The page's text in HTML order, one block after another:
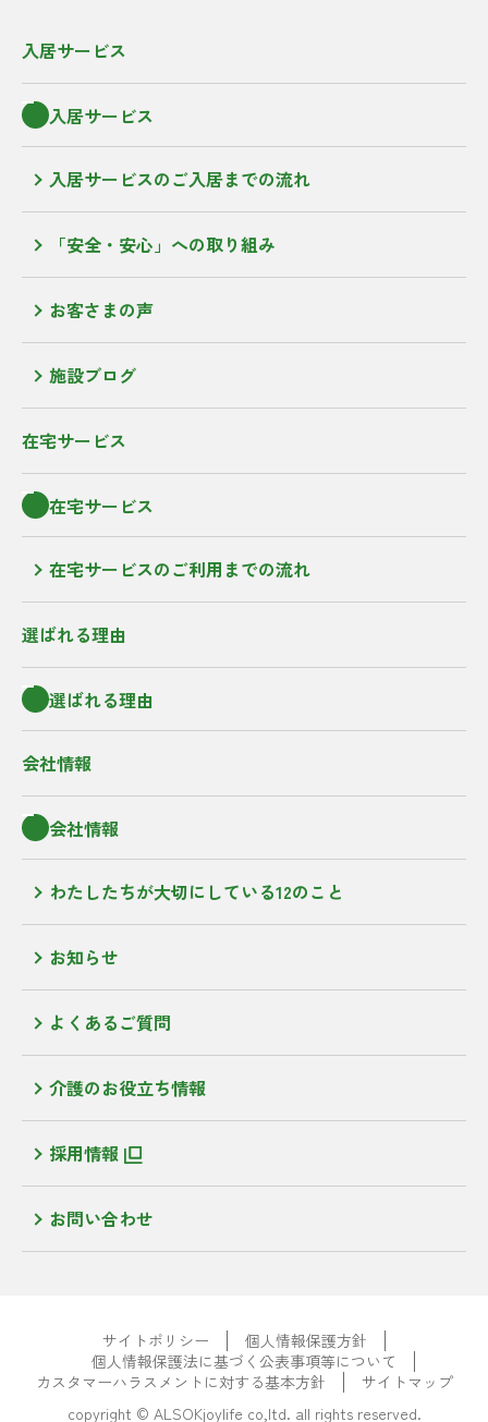
入居サービス
入居サービス
入居サービスのご入居までの流れ
「安全・安心」への取り組み
お客さまの声
施設ブログ
在宅サービス
在宅サービス
在宅サービスのご利用までの流れ
選ばれる理由
選ばれる理由
会社情報
会社情報
わたしたちが大切にしている12のこと
お知らせ
よくあるご質問
介護のお役立ち情報
採用情報
お問い合わせ
サイトポリシー
個人情報保護方針
個人情報保護法に基づく公表事項等について
カスタマーハラスメントに対する基本方針
サイトマップ
copyright © ALSOKjoylife co,ltd. all rights reserved.